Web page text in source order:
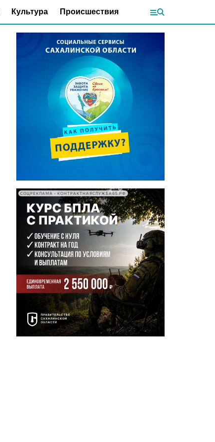
Культура Происшествия
СОЦРЕКЛАМА • КОНТРАКТНАЯСЛУЖБА65.РФ